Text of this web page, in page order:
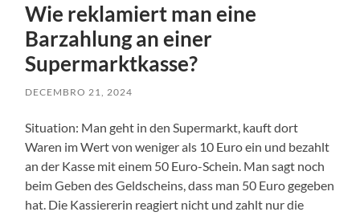
Wie reklamiert man eine
Barzahlung an einer
Supermarktkasse?
DECEMBRO 21, 2024
Situation: Man geht in den Supermarkt, kauft dort
Waren im Wert von weniger als 10 Euro ein und bezahlt
an der Kasse mit einem 50 Euro-Schein. Man sagt noch
beim Geben des Geldscheins, dass man 50 Euro gegeben
hat. Die Kassiererin reagiert nicht und zahlt nur die